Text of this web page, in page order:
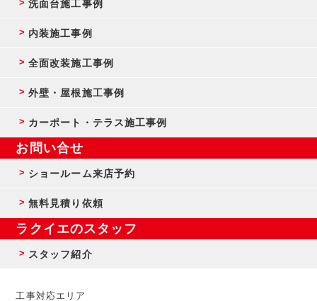
洗面台施工事例
内装施工事例
全面改装施工事例
外壁・屋根施工事例
カーポート・テラス施工事例
お問い合せ
ショールーム来店予約
無料見積り依頼
ラクイエのスタッフ
スタッフ紹介
工事対応エリア